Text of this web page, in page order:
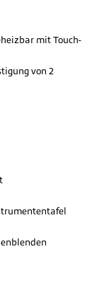
mit Touch-
von 2